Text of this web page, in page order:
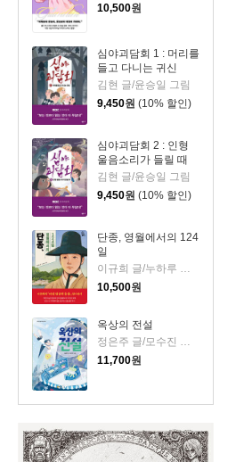
10,500원
심야괴담회 1 : 머리를
들고 다니는 귀신
김현 글/윤승일 그림
9,450원 (10% 할인)
심야괴담회 2 : 인형
울음소리가 들릴 때
김현 글/윤승일 그림
9,450원 (10% 할인)
단종, 영월에서의 124
일
이규희 글/누하루 그림
10,500원
옥상의 전설
정은주 글/모수진 그림
11,700원